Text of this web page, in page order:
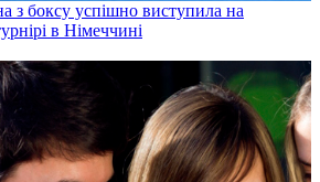
з боксу успішно виступила на
в Німеччині